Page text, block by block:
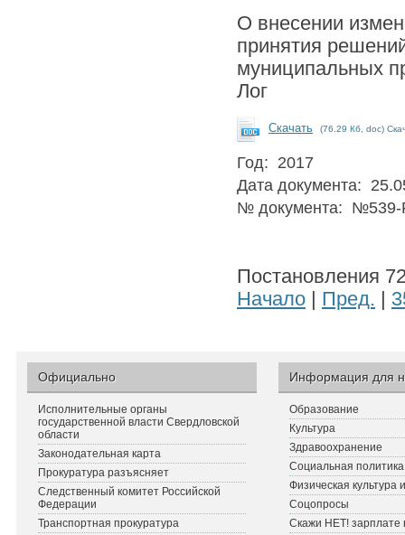
О внесении
принятия
муниципальных
Лог
Скачать (76.29 Кб, doc)
Год: 2017
Дата документа:
№ документа:
Постановления
Начало
Пред.
Официально
Исполнительные органы
государственной власти Свердловской
области
Законодательная карта
Прокуратура разъясняет
Следственный комитет Российской
Федерации
Транспортная прокуратура
Информация для
Образование
Культура
Здравоохранение
Социальная политика
Физическая культура
Соцопросы
Скажи НЕТ! зарплате